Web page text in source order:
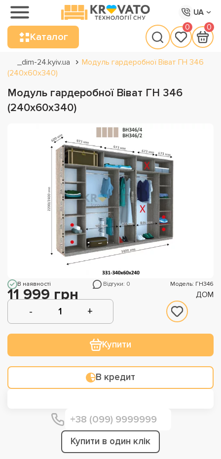
UA
Каталог
0 0
_dim-24.kyiv.ua
Модуль гардеробної Віват ГН 346
(240х60х340)
Модуль гардеробної Віват ГН 346
(240х60х340)
В наявності Відгуки: 0 Модель: ГН346
11 999 грн ДОМ
Купити
В кредит
Купити в один клік